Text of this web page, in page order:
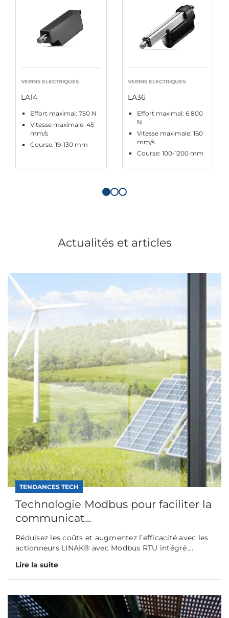
VERINS ELECTRIQUES
LA14
Effort maximal: 750 N
Vitesse maximale: 45
mm/s
Course: 19-130 mm
VERINS ELECTRIQUES
LA36
Effort maximal: 6 800
N
Vitesse maximale: 160
mm/s
Course: 100-1200 mm
Actualités et articles
TENDANCES TECH
Technologie Modbus pour faciliter la
communicat...
Réduisez les coûts et augmentez l’efficacité avec les
actionneurs LINAK® avec Modbus RTU intégré....
Lire la suite